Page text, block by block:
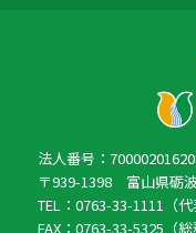
法人番号：
〒939-1398 富山県砺
TEL：0763-33-1111（代
FAX：0763-33-5325（総